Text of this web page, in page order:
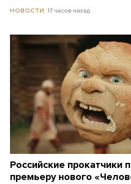
НОВОСТИ 17 часов назад
Российские прокатчики
премьеру нового